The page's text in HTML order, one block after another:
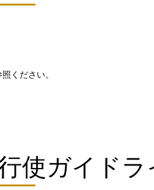
ください。
使ガイドラ